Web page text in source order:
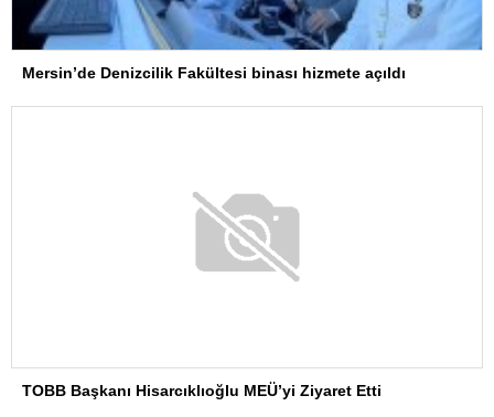
Mersin’de Denizcilik Fakültesi binası hizmete açıldı
TOBB Başkanı Hisarcıklıoğlu MEÜ’yi Ziyaret Etti